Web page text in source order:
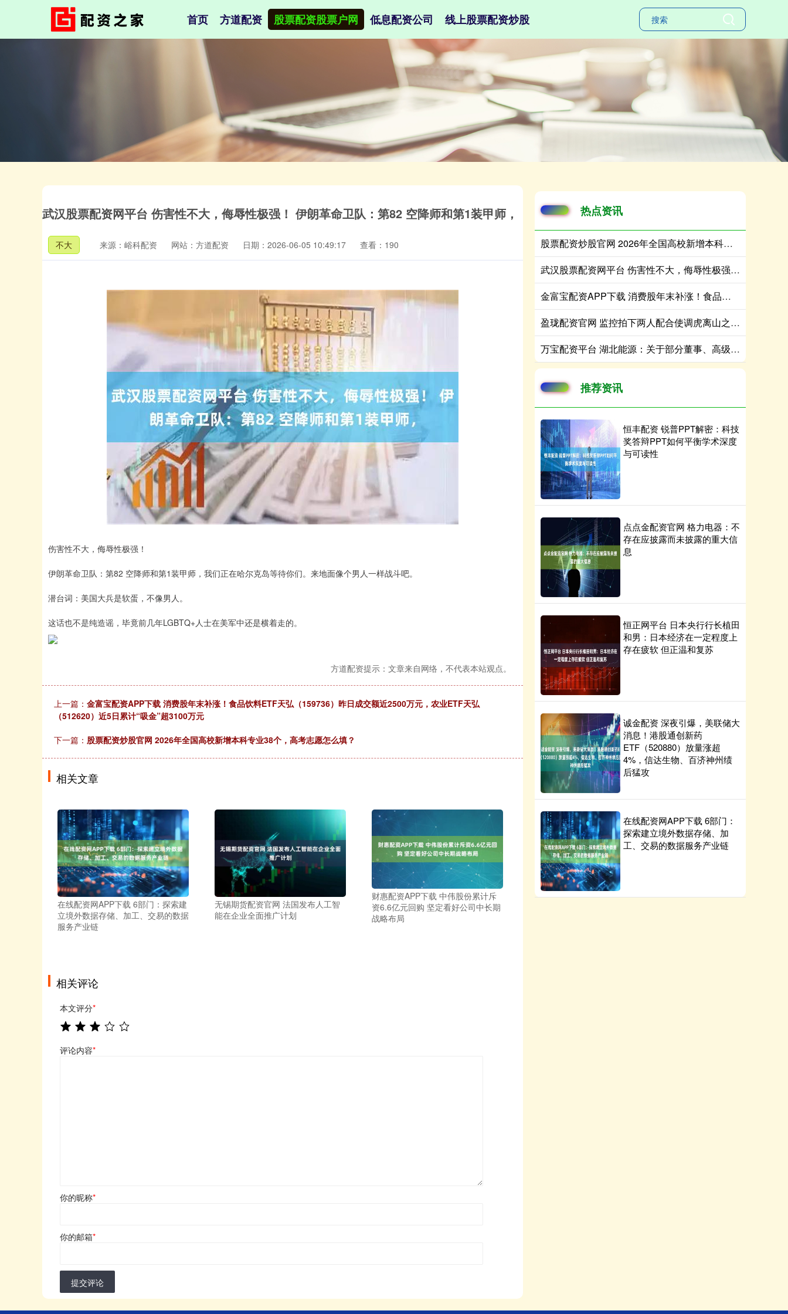
首页 方道配资 股票配资股票户网 低息配资公司 线上股票配资炒股
武汉股票配资网平台 伤害性不大，侮辱性极强！ 伊朗革命卫队：第82 空降师和第1装甲师，
不大 来源：峪科配资 网站：方道配资 日期：2026-06-05 10:49:17 查看：190
伤害性不大，侮辱性极强！
伊朗革命卫队：第82 空降师和第1装甲师，我们正在哈尔克岛等待你们。来地面像个男人一样战斗吧。
潜台词：美国大兵是软蛋，不像男人。
这话也不是纯造谣，毕竟前几年LGBTQ+人士在美军中还是横着走的。
方道配资提示：文章来自网络，不代表本站观点。
上一篇： 金富宝配资APP下载 消费股年末补涨！食品饮料ETF天弘（159736）昨日成交额近2500万元，农业ETF天弘
（512620）近5日累计“吸金”超3100万元
下一篇： 股票配资炒股官网 2026年全国高校新增本科专业38个，高考志愿怎么填？
相关文章
在线配资网APP下载 6部门：探索建
立境外数据存储、加工、交易的数据
服务产业链
无锡期货配资官网 法国发布人工智
能在企业全面推广计划
财惠配资APP下载 中伟股份累计斥
资6.6亿元回购 坚定看好公司中长期
战略布局
相关评论
本文评分*
评论内容*
你的昵称*
你的邮箱*
提交评论
热点资讯
股票配资炒股官网 2026年全国高校新增本科专业38个，高考志愿怎么填？
武汉股票配资网平台 伤害性不大，侮辱性极强！ 伊朗革命卫队：第82 空降师和第1装甲师，
金富宝配资APP下载 消费股年末补涨！食品饮料ETF天弘（159736）昨日成交额近2500万元，农业ETF天弘（512620）近5日累计“吸金”超3100万元
盈珑配资官网 监控拍下两人配合使调虎离山之计 一人引开店主，另一人趁机拿烟
万宝配资平台 湖北能源：关于部分董事、高级管理人员增持公司股份的公告
推荐资讯
恒丰配资 锐普PPT解密：科技
奖答辩PPT如何平衡学术深度
与可读性
点点金配资官网 格力电器：不
存在应披露而未披露的重大信
息
恒正网平台 日本央行行长植田
和男：日本经济在一定程度上
存在疲软 但正温和复苏
诚金配资 深夜引爆，美联储大
消息！港股通创新药
ETF（520880）放量涨超
4%，信达生物、百济神州绩
后猛攻
在线配资网APP下载 6部门：
探索建立境外数据存储、加
工、交易的数据服务产业链